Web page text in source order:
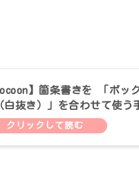
】箇条書きを 「ボッ
白抜き）」を合わせて使う